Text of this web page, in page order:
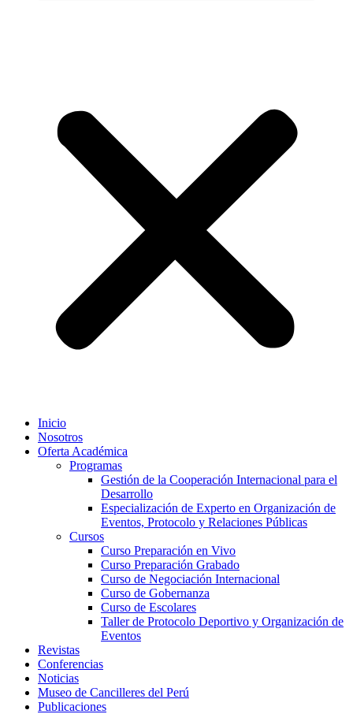
Inicio
Nosotros
Oferta Académica
Programas
Gestión de la Cooperación Internacional para el
Desarrollo
Especialización de Experto en Organización de
Eventos, Protocolo y Relaciones Públicas
Cursos
Curso Preparación en Vivo
Curso Preparación Grabado
Curso de Negociación Internacional
Curso de Gobernanza
Curso de Escolares
Taller de Protocolo Deportivo y Organización de
Eventos
Revistas
Conferencias
Noticias
Museo de Cancilleres del Perú
Publicaciones